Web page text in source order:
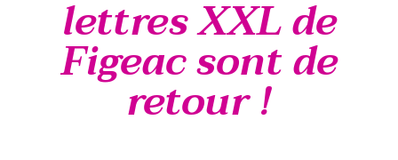
lettres XXL de
Figeac sont de
retour !